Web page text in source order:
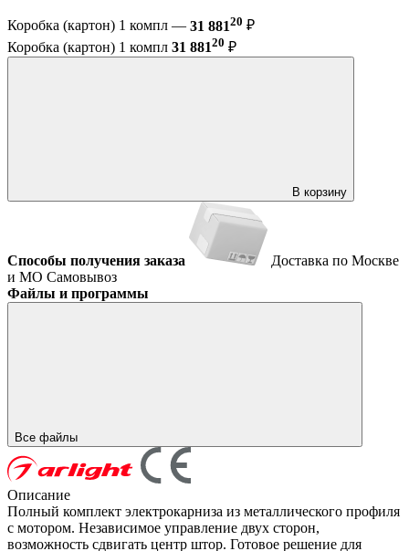
Коробка (картон) 1 компл — 31 88120 ₽
Коробка (картон) 1 компл 31 88120 ₽
В корзину
Способы получения заказа
Доставка по Москве
и МО Самовывоз
Файлы и программы
Все файлы
Описание
Полный комплект электрокарниза из металлического профиля
с мотором. Независимое управление двух сторон,
возможность сдвигать центр штор. Готовое решение для